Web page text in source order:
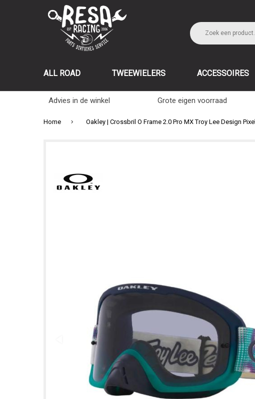
ALL ROAD TWEEWIELERS ACCESSOIRES
Advies in de winkel Grote eigen voorraad
Home Oakley | Crossbril O Frame 2.0 Pro MX Troy Lee Design Pixel